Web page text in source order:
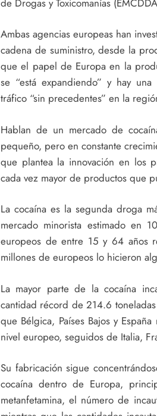
Ambas agencias europeas han
cadena de suministro, desde la
que el papel de Europa en la
se “está expandiendo” y hay
tráfico “sin precedentes” en la
Hablan de un mercado de
pequeño, pero en constante
que plantea la innovación en los
cada vez mayor de productos que
La cocaína es la segunda droga
mercado minorista estimado en
europeos de entre 15 y 64 años
millones de europeos lo hicieron
La mayor parte de la cocaína
cantidad récord de 214.6
que Bélgica, Países Bajos y
nivel europeo, seguidos de Italia,
Su fabricación sigue
cocaína dentro de Europa,
metanfetamina, el número de